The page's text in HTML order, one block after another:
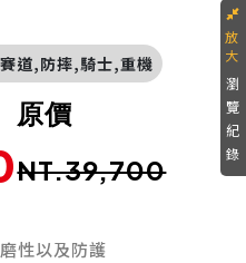
道,防摔,騎士,重機
原價
NT.39,700
性以及防護
瀏
覽
紀
錄